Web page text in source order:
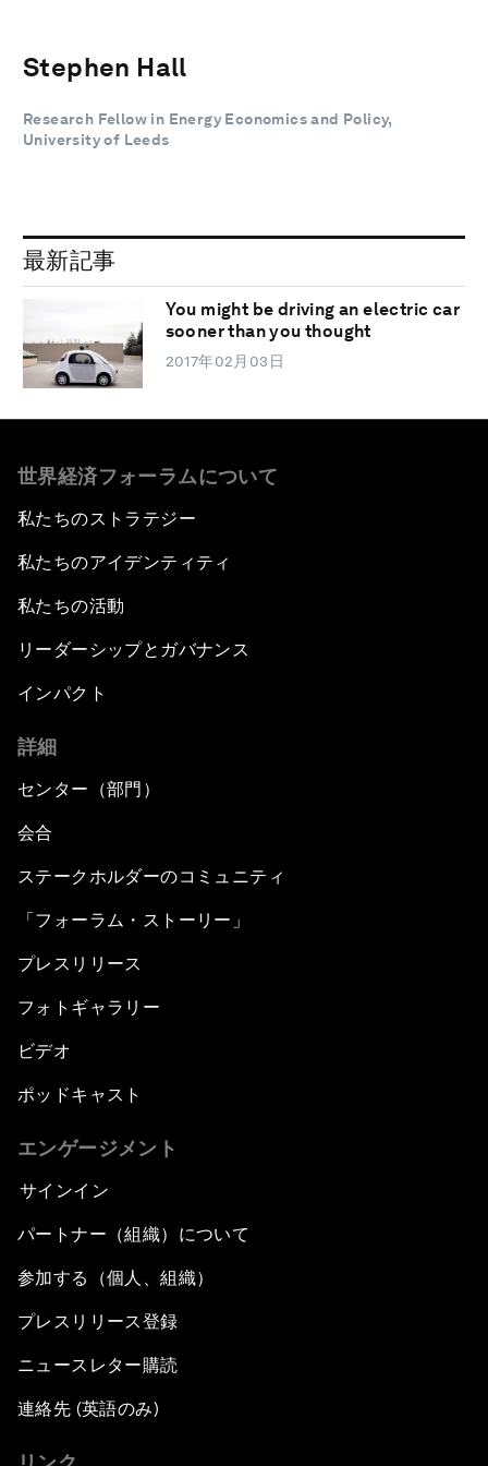
Stephen Hall
Research Fellow in Energy Economics and Policy,
University of Leeds
最新記事
You might be driving an electric car
sooner than you thought
2017年02月03日
世界経済フォーラムについて
私たちのストラテジー
私たちのアイデンティティ
私たちの活動
リーダーシップとガバナンス
インパクト
詳細
センター（部門）
会合
ステークホルダーのコミュニティ
「フォーラム・ストーリー」
プレスリリース
フォトギャラリー
ビデオ
ポッドキャスト
エンゲージメント
サインイン
パートナー（組織）について
参加する（個人、組織）
プレスリリース登録
ニュースレター購読
連絡先 (英語のみ)